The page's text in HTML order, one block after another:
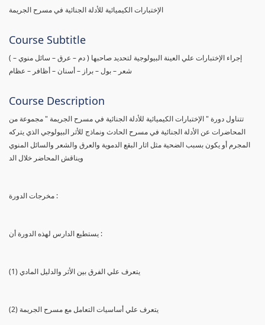
الإختبارات الكيميائية للأدلة الجنائية في مسرح الجريمة
Course Subtitle
( إجراء الإختبارات علي العينة البيولوجية لتحديد صاحبها ( دم – عرق – سائل منوي –
شعر – بول – براز – أسنان – أظافر – عظام
Course Description
تتناول دورة " الإختبارات الكيميائية للأدلة الجنائية في مسرح الجريمة " مجموعة من
المحاضرات عن الأدلة الجنائية في مسرح الحادث ونماذج للأثر البيولوجي الذي يتركه
المجرم أو يكون بسبب الضحية مثل اثار البقع الدموية والعرق والشعر والسائل المنوي
ويناقش المحاضر خلال الد
مخرجات الدورة :
يستطيع الدارس لهذه الدورة أن :
(1) يتعرف علي الفرق بين الأثر والدليل المادي
(2) يتعرف علي أساسيات التعامل مع مسرح الجريمة